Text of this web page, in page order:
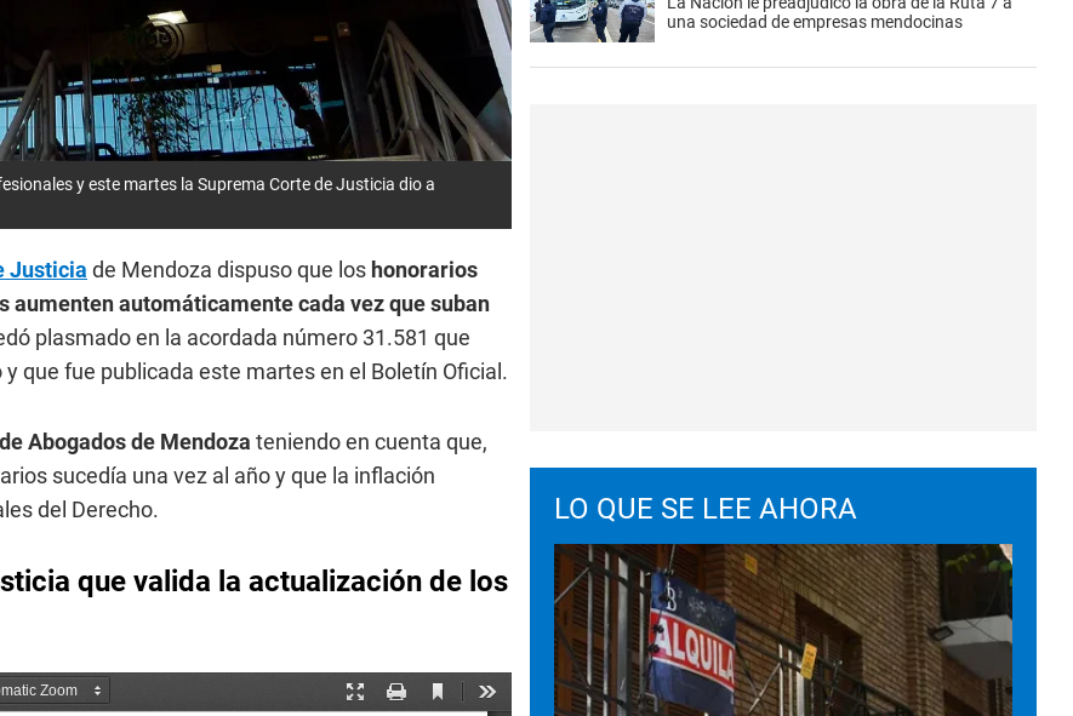
y este martes la Suprema Corte de Justicia dio a
Justicia de Mendoza dispuso que los honorarios
automáticamente cada vez que suban
plasmado en la acordada número 31.581 que
que fue publicada este martes en el Boletín Oficial.
Abogados de Mendoza teniendo en cuenta que,
sucedía una vez al año y que la inflación
del Derecho.
que valida la actualización de los
una sociedad de empresas mendocinas
LO QUE SE LEE AHORA